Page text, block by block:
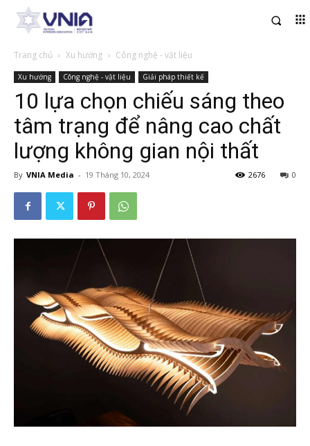
Trang chủ Xu hướng Công nghệ - vật liệu
Xu hướng Công nghệ - vật liệu Giải pháp thiết kế
10 lựa chọn chiếu sáng theo
tâm trạng để nâng cao chất
lượng không gian nội thất
By VNIA Media - 19 Tháng 10, 2024 0
2676